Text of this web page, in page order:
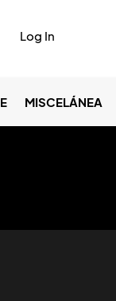
Log In
MISCELÁNEA